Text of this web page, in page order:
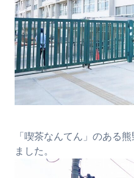
「喫茶なんてん」のある
ました。